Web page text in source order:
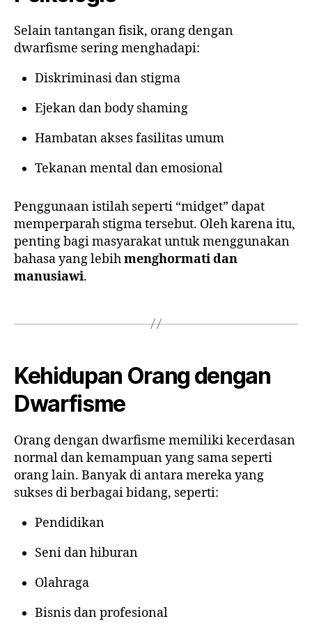
Selain tantangan fisik, orang dengan
dwarfisme sering menghadapi:
Diskriminasi dan stigma
Ejekan dan body shaming
Hambatan akses fasilitas umum
Tekanan mental dan emosional
Penggunaan istilah seperti “midget” dapat
memperparah stigma tersebut. Oleh karena itu,
penting bagi masyarakat untuk menggunakan
bahasa yang lebihmenghormati dan
manusiawi.
Kehidupan Orang dengan
Dwarfisme
Orang dengan dwarfisme memiliki kecerdasan
normal dan kemampuan yang sama seperti
orang lain. Banyak di antara mereka yang
sukses di berbagai bidang, seperti:
Pendidikan
Seni dan hiburan
Olahraga
Bisnis dan profesional